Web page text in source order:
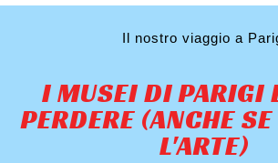
Il nostro viaggio a
I MUSEI DI PARIGI
PERDERE (ANCHE
L'ARTE)